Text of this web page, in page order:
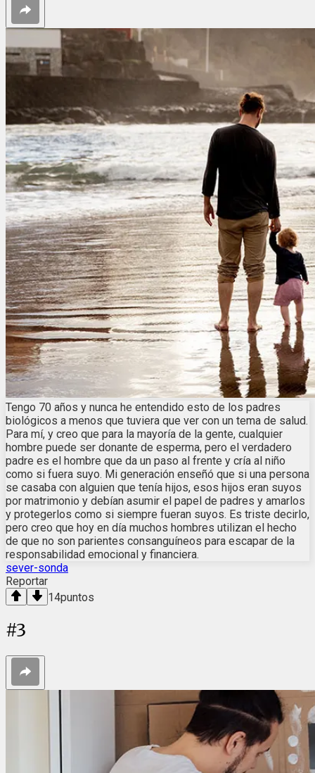
Tengo 70 años y nunca he entendido esto de los padres
biológicos a menos que tuviera que ver con un tema de salud.
Para mí, y creo que para la mayoría de la gente, cualquier
hombre puede ser donante de esperma, pero el verdadero
padre es el hombre que da un paso al frente y cría al niño
como si fuera suyo. Mi generación enseñó que si una persona
se casaba con alguien que tenía hijos, esos hijos eran suyos
por matrimonio y debían asumir el papel de padres y amarlos
y protegerlos como si siempre fueran suyos. Es triste decirlo,
pero creo que hoy en día muchos hombres utilizan el hecho
de que no son parientes consanguíneos para escapar de la
responsabilidad emocional y financiera.
sever-sonda
Reportar
14puntos
#3